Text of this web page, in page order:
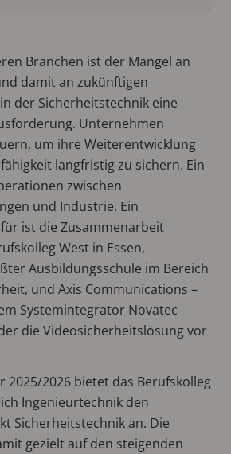
Branchen ist der Mangel an
damit an zukünftigen
der Sicherheitstechnik eine
Unternehmen
um ihre Weiterentwicklung
langfristig zu sichern. Ein
zwischen
und Industrie. Ein
ist die Zusammenarbeit
West in Essen,
Ausbildungsschule im Bereich
und Axis Communications –
Systemintegrator Novatec
die Videosicherheitslösung vor
2025/2026 bietet das Berufskolleg
Ingenieurtechnik den
Sicherheitstechnik an. Die
gezielt auf den steigenden